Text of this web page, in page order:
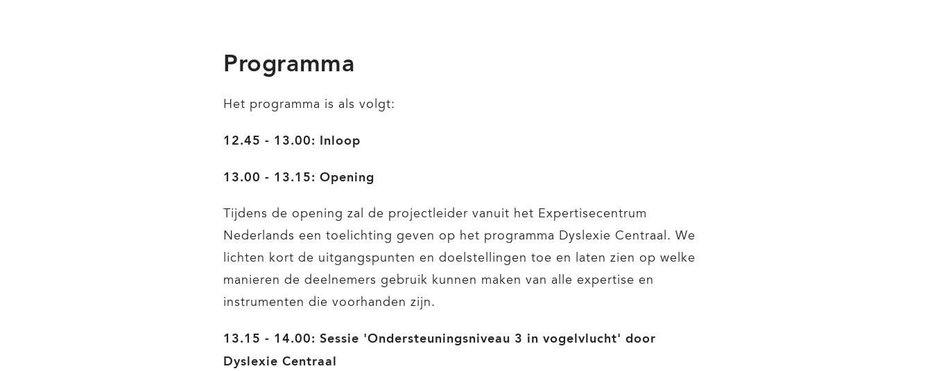
Programma
Het programma is als volgt:
12.45 - 13.00: Inloop
13.00 - 13.15: Opening
Tijdens de opening zal de projectleider vanuit het Expertisecentrum
Nederlands een toelichting geven op het programma Dyslexie Centraal. We
lichten kort de uitgangspunten en doelstellingen toe en laten zien op welke
manieren de deelnemers gebruik kunnen maken van alle expertise en
instrumenten die voorhanden zijn.
13.15 - 14.00: Sessie 'Ondersteuningsniveau 3 in vogelvlucht' door
Dyslexie Centraal